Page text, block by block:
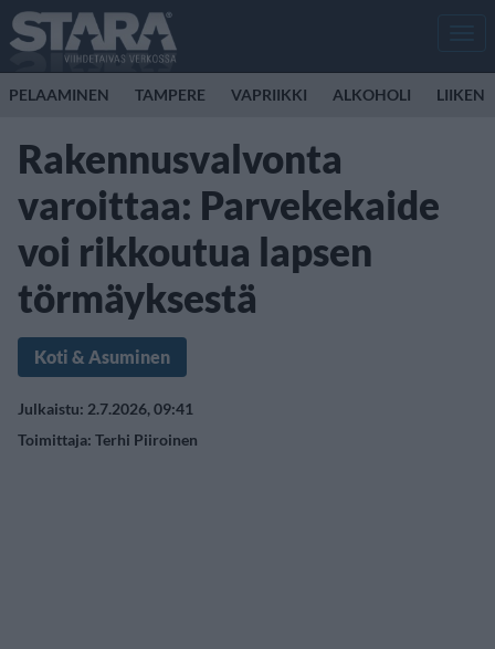
PELAAMINEN TAMPERE VAPRIIKKI ALKOHOLI
Rakennusvalvonta
varoittaa: Parvekekaide
voi rikkoutua lapsen
törmäyksestä
Koti & Asuminen
Julkaistu: 2.7.2026, 09:41
Toimittaja: Terhi Piiroinen